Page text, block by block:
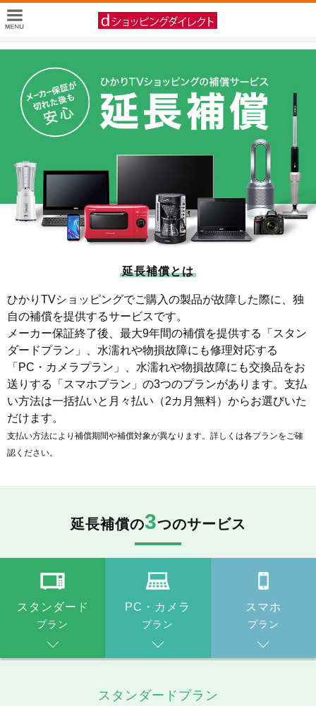
延長補償とは
ひかりTVショッピングでご購入の製品が故障した際に、独
自の補償を提供するサービスです。
メーカー保証終了後、最大9年間の補償を提供する「スタン
ダードプラン」、水濡れや物損故障にも修理対応する
「PC・カメラプラン」、水濡れや物損故障にも交換品をお
送りする「スマホプラン」の3つのプランがあります。支払
い方法は一括払いと月々払い（2カ月無料）からお選びいた
だけます。
支払い方法により補償期間や補償対象が異なります。詳しくは各プランをご確
認ください。
延長補償の3つのサービス
スタンダード
プラン
PC・カメラ
プラン
スマホ
プラン
スタンダードプラン